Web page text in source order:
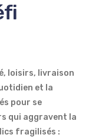
loisirs, livraison
et la
pour se
qui aggravent la
fragilisés :